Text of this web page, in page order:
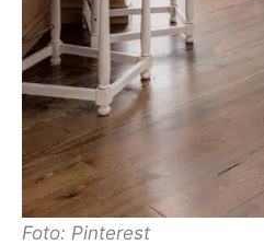
Foto: Pinterest